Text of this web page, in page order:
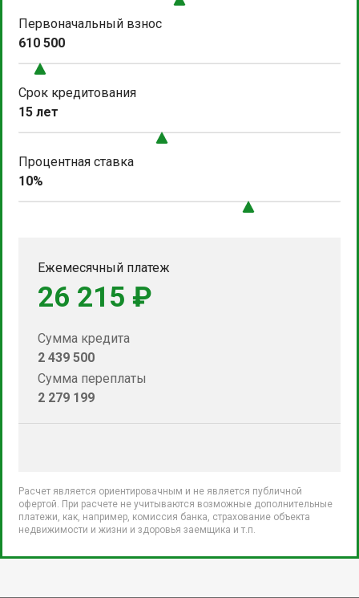
Первоначальный взнос
610 500
Срок кредитования
15 лет
Процентная ставка
10%
Ежемесячный платеж
26 215 ₽
Сумма кредита
2 439 500
Сумма переплаты
2 279 199
Расчет является ориентировачным и не является публичной
офертой. При расчете не учитываются возможные дополнительные
платежи, как, например, комиссия банка, страхование объекта
недвижимости и жизни и здоровья заемщика и т.п.